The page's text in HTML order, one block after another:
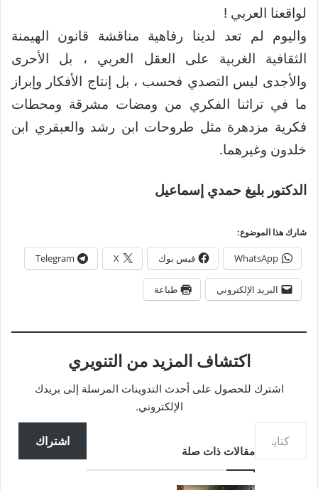
لواقعنا العربي !
واليوم لم تعد لدينا رفاهية مناقشة قانون الهيمنة
الثقافية الغربية على العقل العربي ، بل الأحرى
والأجدى ليس التصدي فحسب ، بل إنتاج الأفكار وإبراز
ما في تراثنا الفكري من ومضات مشرقة ومحطات
فكرية مزدهرة مثل طروحات ابن رشد والعبقري ابن
خلدون وغيرهما.
الدكتور بليغ حمدي إسماعيل
شارك هذا الموضوع:
WhatsApp فيس بوك X
Telegram
البريد الإلكتروني طباعة
اكتشاف المزيد من التنويري
اشترك للحصول على أحدث التدوينات المرسلة إلى بريدك
الإلكتروني.
كتابة بريدك الإلكتروني...
مقالات ذات صلة
اشتراك